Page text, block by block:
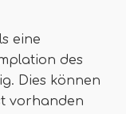
eine
des
Dies können
vorhanden